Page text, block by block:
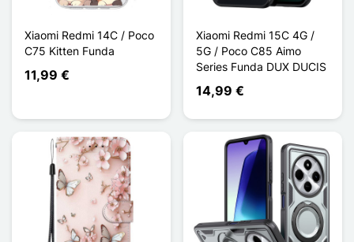
Xiaomi Redmi 14C / Poco
C75 Kitten Funda
11,99 €
Xiaomi Redmi 15C 4G /
5G / Poco C85 Aimo
Series Funda DUX DUCIS
14,99 €